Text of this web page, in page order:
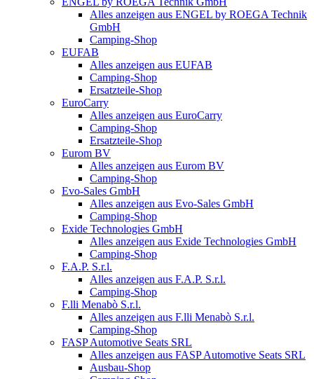
Alles anzeigen aus ENGEL by ROEGA Technik
GmbH
Camping-Shop
EUFAB
Alles anzeigen aus EUFAB
Camping-Shop
Ersatzteile-Shop
EuroCarry
Alles anzeigen aus EuroCarry
Camping-Shop
Ersatzteile-Shop
Eurom BV
Alles anzeigen aus Eurom BV
Camping-Shop
Evo-Sales GmbH
Alles anzeigen aus Evo-Sales GmbH
Camping-Shop
Exide Technologies GmbH
Alles anzeigen aus Exide Technologies GmbH
Camping-Shop
F.A.P. S.r.l.
Alles anzeigen aus F.A.P. S.r.l.
Camping-Shop
F.lli Menabò S.r.l.
Alles anzeigen aus F.lli Menabò S.r.l.
Camping-Shop
FASP Automotive Seats SRL
Alles anzeigen aus FASP Automotive Seats SRL
Ausbau-Shop